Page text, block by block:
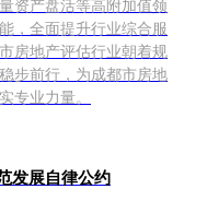
资产盘活等高附加值领
，全面提升行业综合服
房地产评估行业朝着规
步前行，为成都市房地
专业力量。
发展自律公约